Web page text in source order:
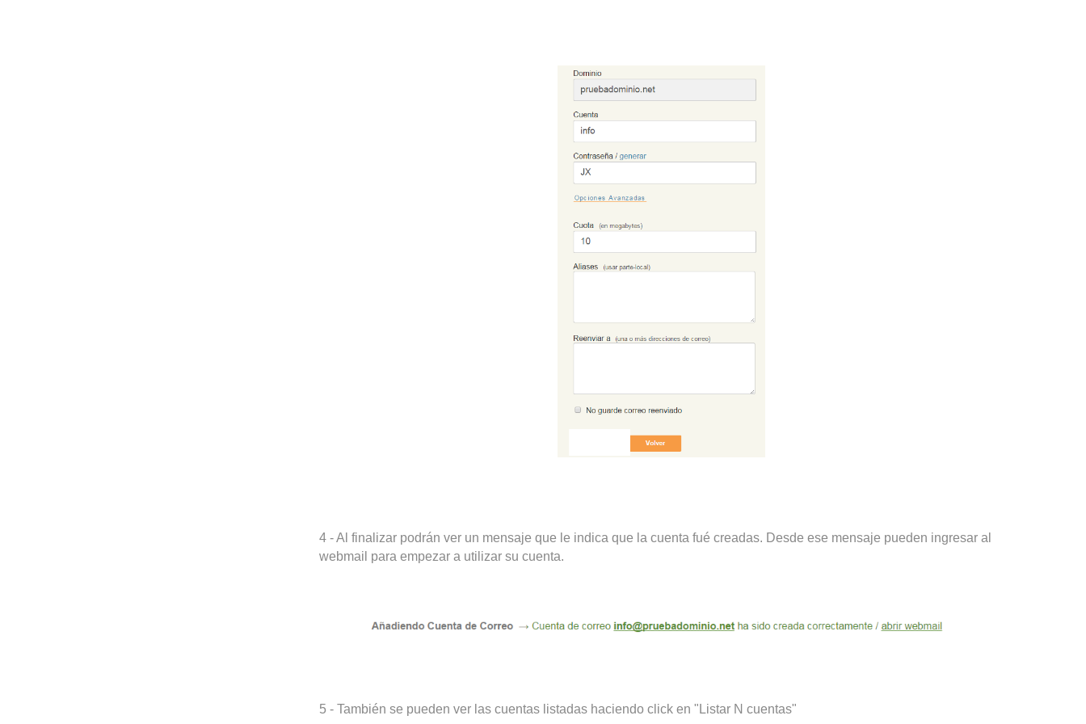
4 - Al finalizar podrán ver un mensaje que le indica que la cuenta fué creadas. Desde ese mensaje pueden ingresar al
webmail para empezar a utilizar su cuenta.
5 - También se pueden ver las cuentas listadas haciendo click en "Listar N cuentas"